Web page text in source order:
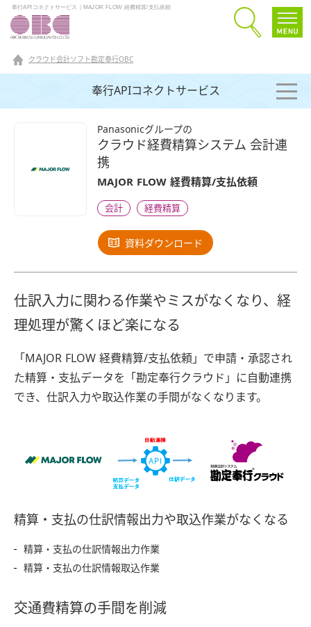
奉行APIコネクトサービス｜MAJOR FLOW 経費精算/支払依頼
クラウド会計ソフト勘定奉行OBC
奉行APIコネクトサービス
Panasonicグループの
クラウド経費精算システム 会計連
携
MAJOR FLOW 経費精算/支払依頼
会計 経費精算
資料ダウンロード
仕訳入力に関わる作業やミスがなくなり、経
理処理が驚くほど楽になる
「MAJOR FLOW 経費精算/支払依頼」で申請・承認され
た精算・支払データを「勘定奉行クラウド」に自動連携
でき、仕訳入力や取込作業の手間がなくなります。
精算・支払の仕訳情報出力や取込作業がなくなる
精算・支払の仕訳情報出力作業
精算・支払の仕訳情報取込作業
交通費精算の手間を削減